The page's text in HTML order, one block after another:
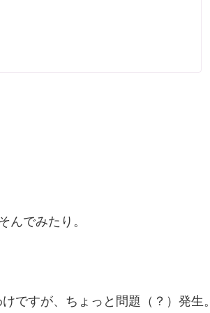
んでみたり。
ですが、ちょっと問題（？）発生。